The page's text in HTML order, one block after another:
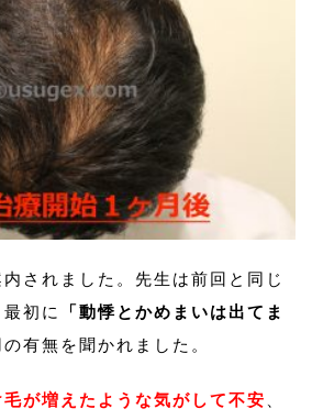
されました。先生は前回と同じ
初に
「動悸とかめまいは出てま
有無を聞かれました。
毛が増えたような気がして不安